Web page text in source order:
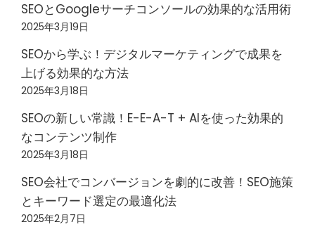
SEOとGoogleサーチコンソールの効果的な活用術
2025年3月19日
SEOから学ぶ！デジタルマーケティングで成果を
上げる効果的な方法
2025年3月18日
SEOの新しい常識！E-E-A-T + AIを使った効果的
なコンテンツ制作
2025年3月18日
SEO会社でコンバージョンを劇的に改善！SEO施策
とキーワード選定の最適化法
2025年2月7日